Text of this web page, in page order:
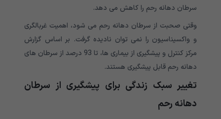
سرطان دهانه رحم را کاهش می دهد.
وقتی صحبت از سرطان دهانه رحم می شود، اهمیت غربالگری
و واکسیناسیون را نمی توان نادیده گرفت. بر اساس گزارش
مرکز کنترل و پیشگیری از بیماری ها، تا 93 درصد از سرطان های
دهانه رحم قابل پیشگیری هستند.
تغییر سبک زندگی برای پیشگیری از سرطان
دهانه رحم